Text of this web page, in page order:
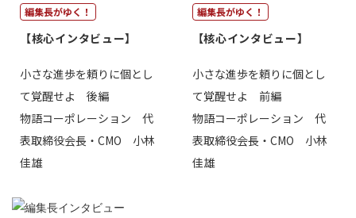
編集長がゆく！
【核心インタビュー】
小さな進歩を頼りに個とし
て覚醒せよ 後編
物語コーポレーション 代
表取締役会長・CMO 小林
佳雄
編集長がゆく！
【核心インタビュー】
小さな進歩を頼りに個とし
て覚醒せよ 前編
物語コーポレーション 代
表取締役会長・CMO 小林
佳雄